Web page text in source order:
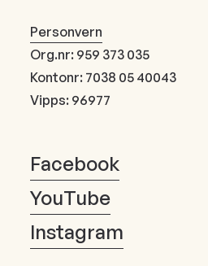
Personvern
Org.nr: 959 373 035
Kontonr: 7038 05 40043
Vipps: 96977
Facebook
YouTube
Instagram